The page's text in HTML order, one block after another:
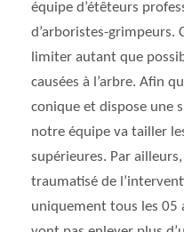
équipe d’étêteurs
d’arboristes-grimpeurs.
limiter autant que
causées à l’arbre. Afin
conique et dispose une
notre équipe va tailler
supérieures. Par
traumatisé de
uniquement tous les 05